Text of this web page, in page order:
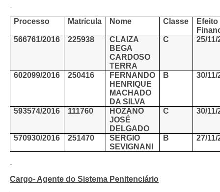
Área do Filiado
Regimento interno do Sindsppen
Processo Matrícula Nome Classe
Efeito
566761/2016
225938
CLAIZA
BEGA
CARDOSO
TERRA
C 25/11/
602099/2016 250416
FERNANDO
HENRIQUE
MACHADO
DA SILVA
B 30/11/
593574/2016 111760
HOZANO
JOSÉ
DELGADO
C 30/11/
570930/2016 251470
SÉRGIO
SEVIGNANI
B 27/11/
Cargo- Agente do Sistema Penitenciário